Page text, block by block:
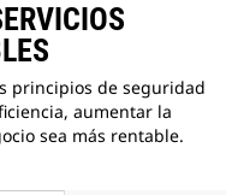
principios de seguridad
aumentar la
sea más rentable.